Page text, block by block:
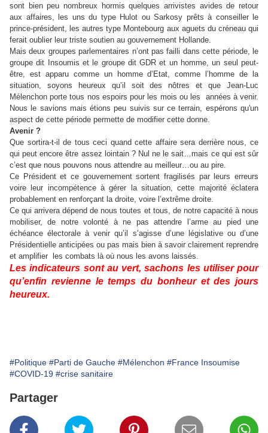
sont bien peu nombreux hormis quelques arrivistes avides de retour
aux affaires, les uns du type Hulot ou Sarkosy prêts à conseiller le
prince-président, les autres type Montebourg aux aguets du créneau qui
ferait oublier leur triste soutien au gouvernement Hollande.
Mais deux groupes parlementaires n’ont pas failli dans cette période, le
groupe dit Insoumis et le groupe dit GDR et un homme, un seul peut-
être, est apparu comme un homme d’Etat, comme l’homme de la
situation, soyons heureux qu’il soit des nôtres et que Jean-Luc
Mélenchon porte tous nos espoirs pour les mois ou les années à venir.
Nous le savions mais étions peu suivis sur ce terrain, espérons qu'un
aspect de cette période permette de modifier cette donne.
Avenir ?
Que sortira-t-il de tous ceci quand cette affaire sera derrière nous, ce
qui peut encore être assez lointain ? Nul ne le sait…mais ce qui est sûr
c’est que nous pouvons nous attendre au meilleur…ou au pire.
Ce Président et ce gouvernement sortent fragilisés par leurs erreurs
voire leur incompétence à gérer la situation, cette majorité éclatera
probablement en renforçant la droite, voire l’extrême droite.
Ce qui arrivera dépend de nous toutes et tous, de notre capacité à nous
mobiliser, de notre volonté à ne pas attendre l’arme au pied une
échéance électorale à venir qu’il s’agisse d’une législative ou d’une
Présidentielle anticipées ou pas mais bien à savoir clairement reprendre
et amplifier les combats là où nous les avons laissés.
Les indicateurs sont au vert, sachons les utiliser pour
qu’enfin revienne le temps du bonheur et des jours
heureux.
#Politique #Parti de Gauche #Mélenchon #France Insoumise
#COVID-19 #crise sanitaire
Partager